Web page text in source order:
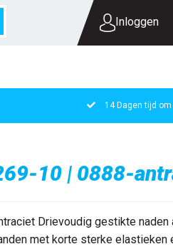
Inloggen
UW
14 Dagen tijd
10 | 0888-
Drievoudig gestikte naden
met korte sterke elastieken